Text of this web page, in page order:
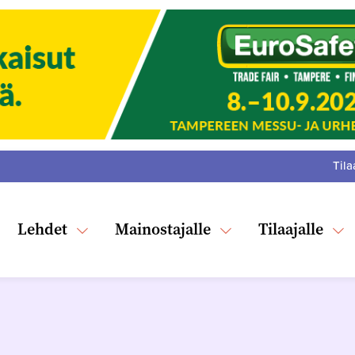
Lehdet Mainostajalle Tilaajalle
: